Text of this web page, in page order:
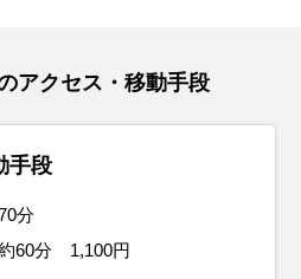
アクセス・移動手段
手段
分
60分 1,100円